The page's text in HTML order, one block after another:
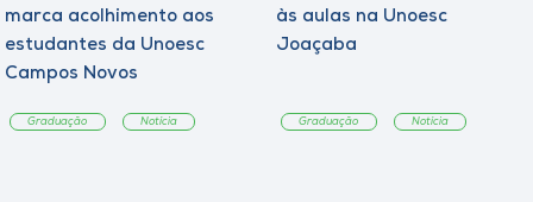
marca acolhimento aos
estudantes da Unoesc
Campos Novos
Graduação Notícia
às aulas na Unoesc
Joaçaba
Graduação Notícia